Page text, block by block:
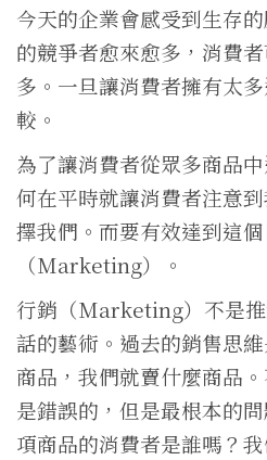
今天的企業會感受到生存
的競爭者愈來愈多，消費
多。一旦讓消費者擁有太
較。
為了讓消費者從眾多商品
何在平時就讓消費者注意
擇我們。而要有效達到這
（Marketing）。
行銷（Marketing）不是
話的藝術。過去的銷售思
商品，我們就賣什麼商品
是錯誤的，但是最根本的
項商品的消費者是誰嗎？